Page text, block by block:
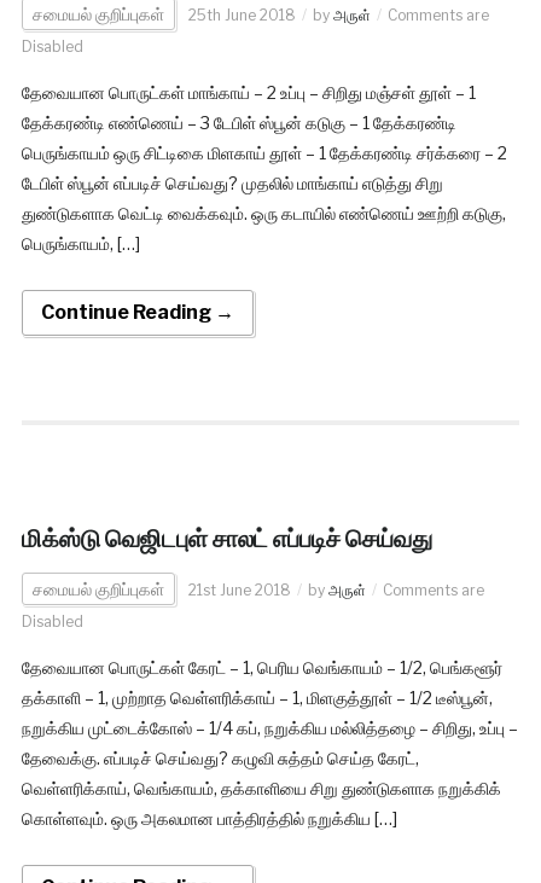
சமையல் குறிப்புகள் 25th June 2018 by அருள்
Comments are
Disabled
தேவையான பொருட்கள் மாங்காய் – 2 உப்பு – சிறிது மஞ்சள் தூள் – 1
தேக்கரண்டி எண்ணெய் – 3 டேபிள் ஸ்பூன் கடுகு – 1 தேக்கரண்டி
பெருங்காயம் ஒரு சிட்டிகை மிளகாய் தூள் – 1 தேக்கரண்டி சர்க்கரை – 2
டேபிள் ஸ்பூன் எப்படிச் செய்வது? முதலில் மாங்காய் எடுத்து சிறு
துண்டுகளாக வெட்டி வைக்கவும். ஒரு கடாயில் எண்ணெய் ஊற்றி கடுகு,
பெருங்காயம், […]
Continue Reading →
மிக்ஸ்டு வெஜிடபுள் சாலட் எப்படிச் செய்வது
சமையல் குறிப்புகள் 21st June 2018 by அருள்
Comments are
Disabled
தேவையான பொருட்கள் கேரட் – 1, பெரிய வெங்காயம் – 1/2, பெங்களூர்
தக்காளி – 1, முற்றாத வெள்ளரிக்காய் – 1, மிளகுத்தூள் – 1/2 டீஸ்பூன்,
நறுக்கிய முட்டைக்கோஸ் – 1/4 கப், நறுக்கிய மல்லித்தழை – சிறிது, உப்பு –
தேவைக்கு. எப்படிச் செய்வது? கழுவி சுத்தம் செய்த கேரட்,
வெள்ளரிக்காய், வெங்காயம், தக்காளியை சிறு துண்டுகளாக நறுக்கிக்
கொள்ளவும். ஒரு அகலமான பாத்திரத்தில் நறுக்கிய […]